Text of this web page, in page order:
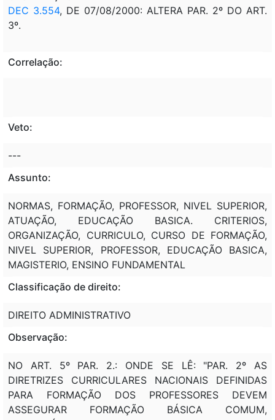
DEC 3.554, DE 07/08/2000: ALTERA PAR. 2º DO ART.
3º.
Correlação:
Veto:
---
Assunto:
NORMAS, FORMAÇÃO, PROFESSOR, NIVEL SUPERIOR,
ATUAÇÃO, EDUCAÇÃO BASICA. CRITERIOS,
ORGANIZAÇÃO, CURRICULO, CURSO DE FORMAÇÃO,
NIVEL SUPERIOR, PROFESSOR, EDUCAÇÃO BASICA,
MAGISTERIO, ENSINO FUNDAMENTAL
Classificação de direito:
DIREITO ADMINISTRATIVO
Observação:
NO ART. 5º PAR. 2.: ONDE SE LÊ: "PAR. 2º AS
DIRETRIZES CURRICULARES NACIONAIS DEFINIDAS
PARA FORMAÇÃO DOS PROFESSORES DEVEM
ASSEGURAR FORMAÇÃO BÁSICA COMUM,